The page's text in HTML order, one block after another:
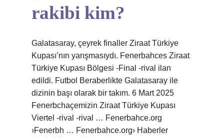
rakibi kim?
Galatasaray, çeyrek finaller Ziraat Türkiye
Kupası’nın yarışmasıydı. Fenerbahces Ziraat
Türkiye Kupası Bölgesi -Final -rival ilan
edildi. Futbol Beraberlikte Galatasaray ile
dizinin başı olarak bir takım. 6 Mart 2025
Fenerbchaçemizin Ziraat Türkiye Kupası
Viertel -rival -rival … Fenerbahce.org
›Fenerbh … Fenerbahce.org› Haberler